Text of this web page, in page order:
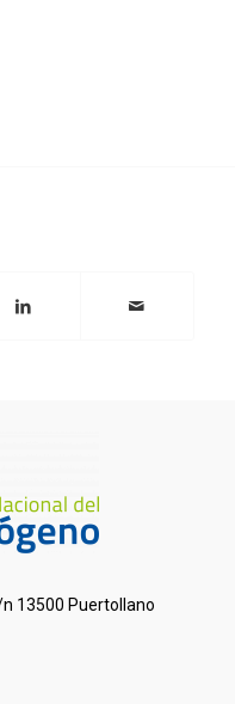
13500 Puertollano